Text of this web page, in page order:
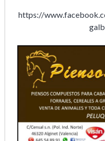
https://